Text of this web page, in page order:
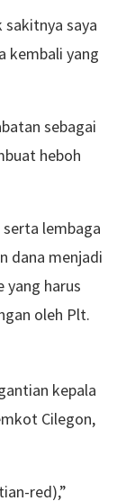
sakitnya saya
kembali yang
sebagai
heboh
serta lembaga
dana menjadi
yang harus
oleh Plt.
kepala
Cilegon,
red),”